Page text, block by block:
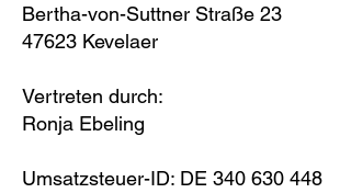
Bertha-von-Suttner Straße 23
47623 Kevelaer
Vertreten durch:
Ronja Ebeling
Umsatzsteuer-ID: DE 340 630 448